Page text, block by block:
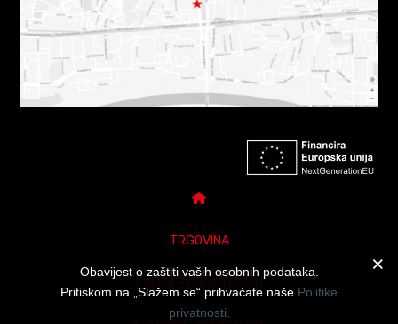
TRGOVINA
Obavijest o zaštiti vaših osobnih podataka.
Pritiskom na „Slažem se“ prihvaćate naše Politike
privatnosti.